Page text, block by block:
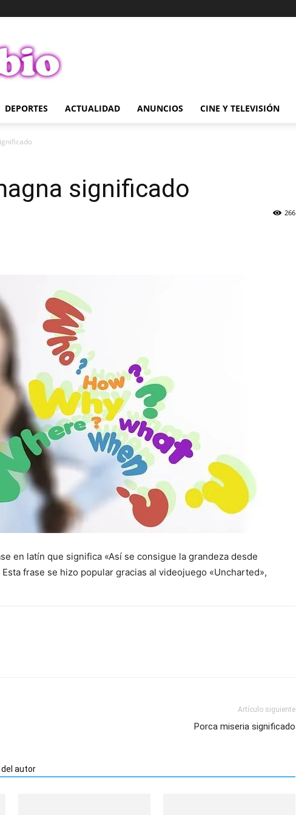
DEPORTES ACTUALIDAD ANUNCIOS CINE Y TELEVISIÓN
significado
266
en latín que significa «Así se consigue la grandeza desde
frase se hizo popular gracias al videojuego «Uncharted»,
Artículo siguiente
Porca miseria significado
del autor